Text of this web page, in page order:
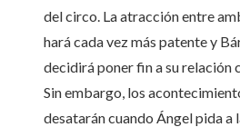
del circo. La atracción entre
hará cada vez más patente y
decidirá poner fin a su relación
Sin embargo, los
desatarán cuando Ángel pida a